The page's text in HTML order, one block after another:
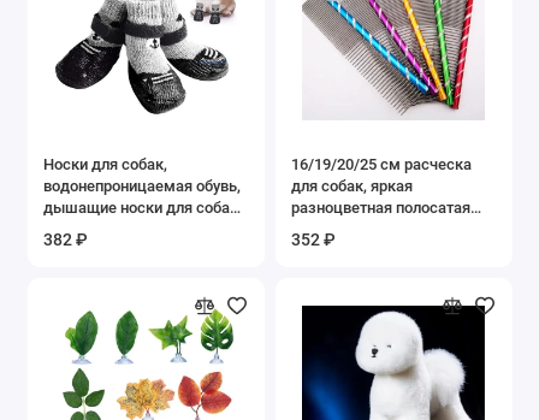
Носки для собак,
водонепроницаемая обувь,
дышащие носки для собак,
подошва, регулируемые
собачьих лап для дома и
улицы
382 ₽
16/19/20/25 см расческа
для собак, яркая
разноцветная полосатая
волосами, прямая расческа
инструменты для ухода за
собаками
352 ₽